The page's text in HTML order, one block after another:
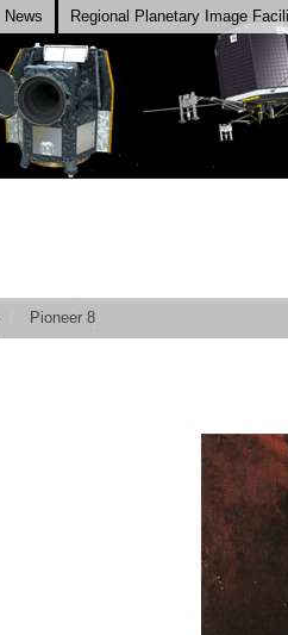
Pioneer 8
News Regional Planetary Image